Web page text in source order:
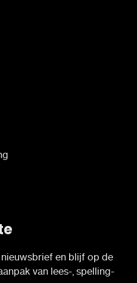
nieuwsbrief en blijf op de
van lees-, spelling-